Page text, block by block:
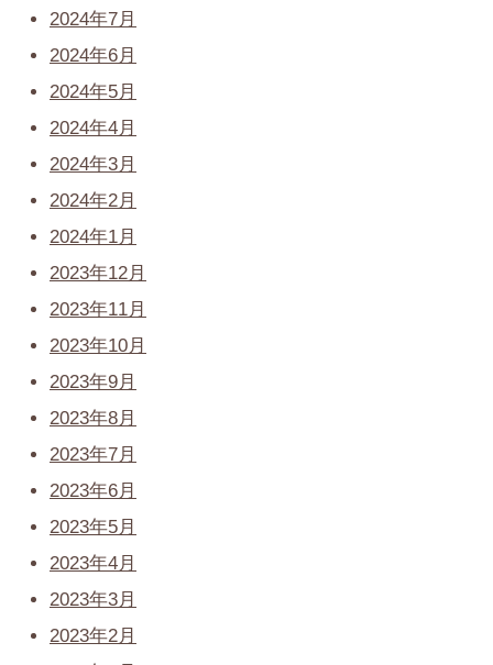
2024年7月
2024年6月
2024年5月
2024年4月
2024年3月
2024年2月
2024年1月
2023年12月
2023年11月
2023年10月
2023年9月
2023年8月
2023年7月
2023年6月
2023年5月
2023年4月
2023年3月
2023年2月